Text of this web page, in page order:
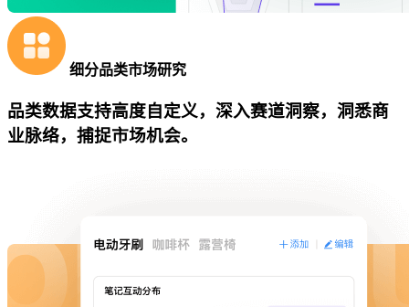
细分品类市场研究
品类数据支持高度自定义，深入赛道洞察，洞悉商
业脉络，捕捉市场机会。